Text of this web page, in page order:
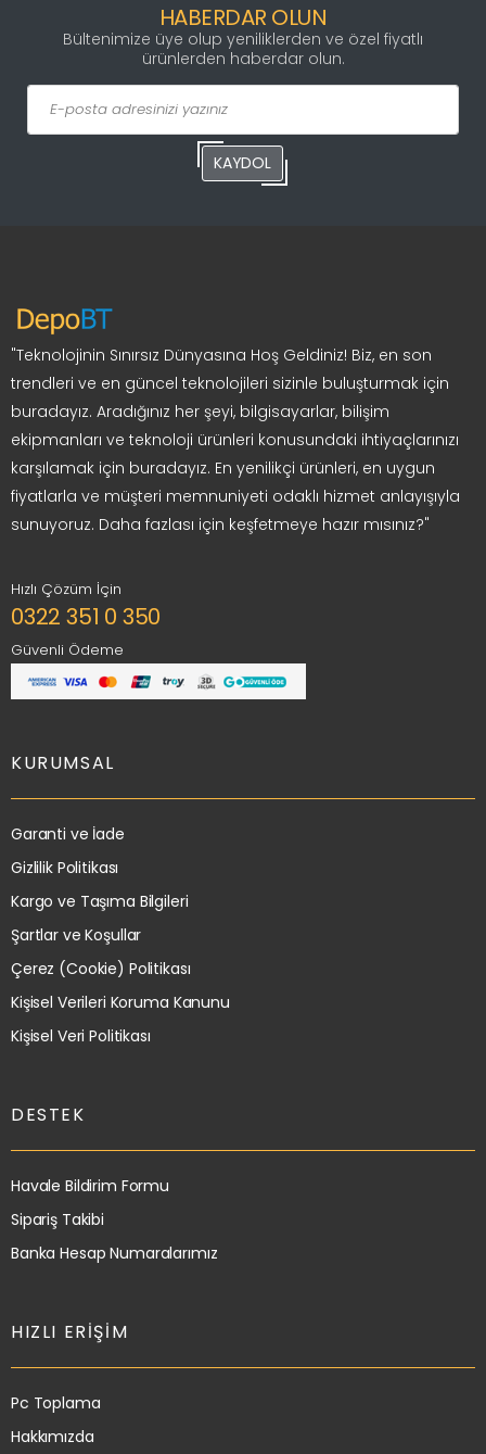
HABERDAR OLUN
Bültenimize üye olup yeniliklerden ve özel fiyatlı
ürünlerden haberdar olun.
KAYDOL
"Teknolojinin Sınırsız Dünyasına Hoş Geldiniz! Biz, en son
trendleri ve en güncel teknolojileri sizinle buluşturmak için
buradayız. Aradığınız her şeyi, bilgisayarlar, bilişim
ekipmanları ve teknoloji ürünleri konusundaki ihtiyaçlarınızı
karşılamak için buradayız. En yenilikçi ürünleri, en uygun
fiyatlarla ve müşteri memnuniyeti odaklı hizmet anlayışıyla
sunuyoruz. Daha fazlası için keşfetmeye hazır mısınız?"
Hızlı Çözüm İçin
0322 351 0 350
Güvenli Ödeme
KURUMSAL
Garanti ve İade
Gizlilik Politikası
Kargo ve Taşıma Bilgileri
Şartlar ve Koşullar
Çerez (Cookie) Politikası
Kişisel Verileri Koruma Kanunu
Kişisel Veri Politikası
DESTEK
Havale Bildirim Formu
Sipariş Takibi
Banka Hesap Numaralarımız
HIZLI ERIŞIM
Pc Toplama
Hakkımızda